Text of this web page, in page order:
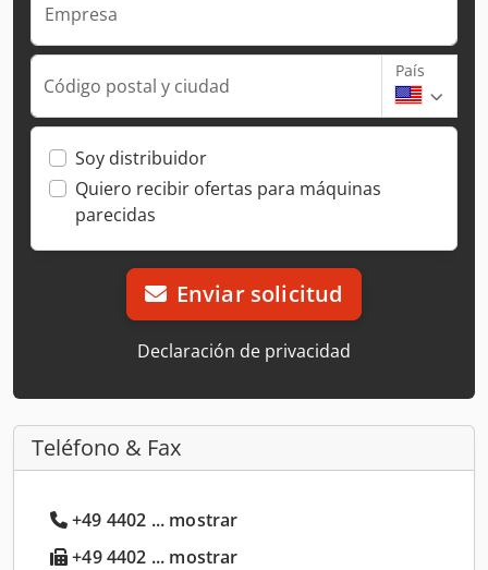
Empresa
Código postal y ciudad
País
Soy distribuidor
Quiero recibir ofertas para máquinas
parecidas
Enviar solicitud
Declaración de privacidad
Teléfono & Fax
+49 4402 ... mostrar
+49 4402 ... mostrar